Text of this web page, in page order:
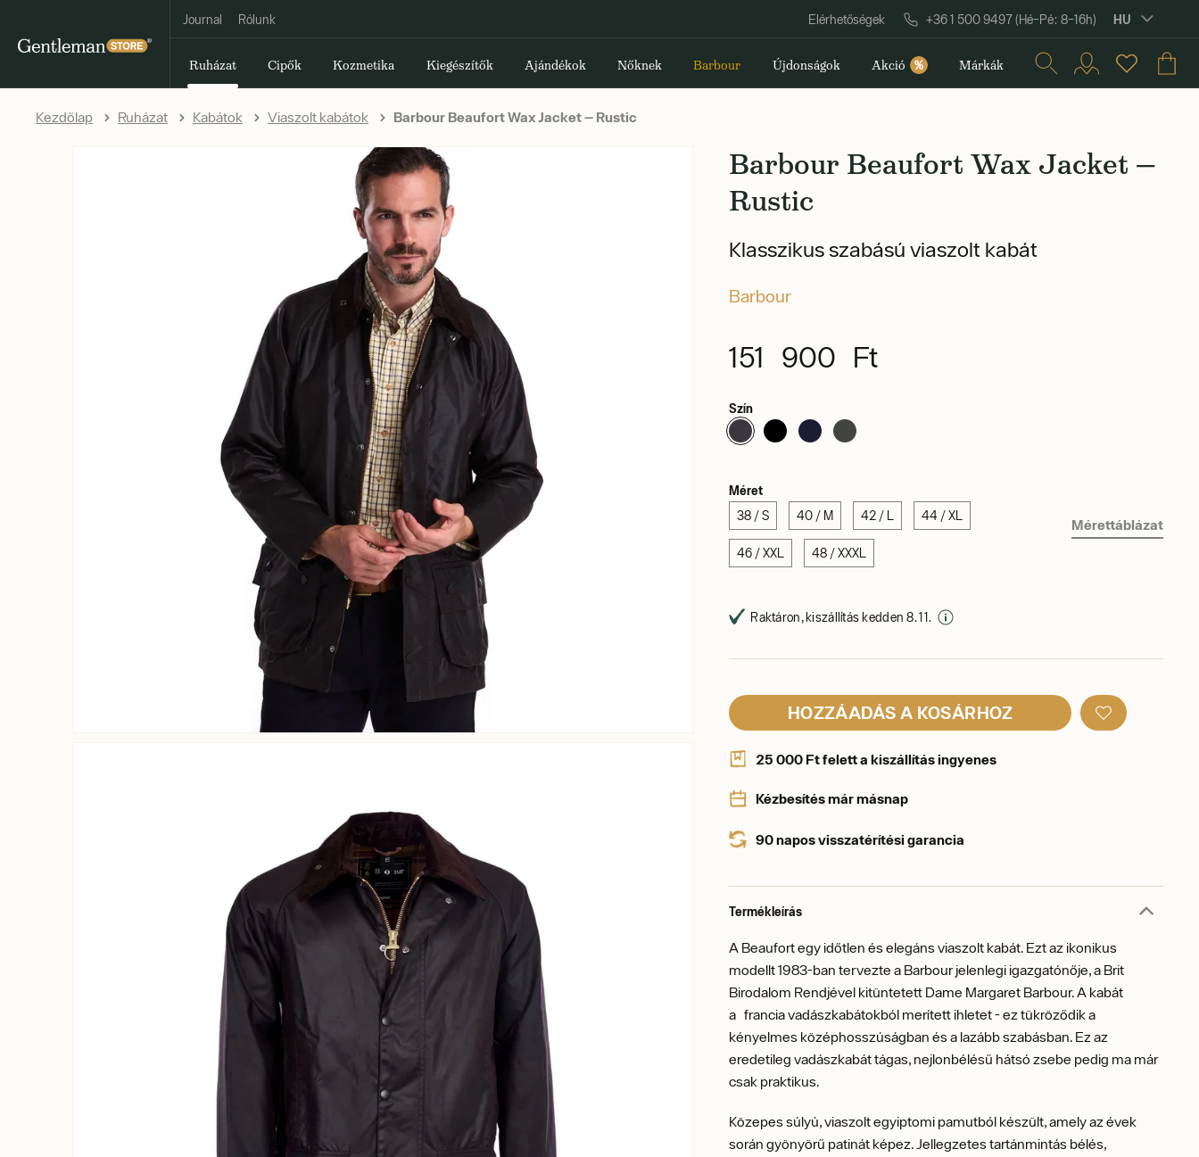
Journal Rólunk Elérhetőségek +36 1 500 9497 (Hé–Pé: 8–16h) HU
Ruházat Cipők Kozmetika Kiegészítők Ajándékok Nőknek Barbour Újdonságok Akció % Márkák
Kezdőlap Ruházat Kabátok Viaszolt kabátok Barbour Beaufort Wax Jacket — Rustic
Barbour Beaufort Wax Jacket —
Rustic
Klasszikus szabású viaszolt kabát
Barbour
151 900 Ft
Szín
Méret
38 / S 40 / M 42 / L 44 / XL
46 / XXL 48 / XXXL
Mérettáblázat
Raktáron, kiszállítás kedden 8. 11.
HOZZÁADÁS A KOSÁRHOZ
25 000 Ft felett a kiszállítás ingyenes
Kézbesítés már másnap
90 napos visszatérítési garancia
Termékleírás
A Beaufort egy időtlen és elegáns viaszolt kabát. Ezt az ikonikus
modellt 1983-ban tervezte a Barbour jelenlegi igazgatónője, a Brit
Birodalom Rendjével kitüntetett Dame Margaret Barbour. A kabát
a francia vadászkabátokból merített ihletet - ez tükröződik a
kényelmes középhosszúságban és a lazább szabásban. Ez az
eredetileg vadászkabát tágas, nejlonbélésű hátsó zsebe pedig ma már
csak praktikus.
Közepes súlyú, viaszolt egyiptomi pamutból készült, amely az évek
során gyönyörű patinát képez. Jellegzetes tartánmintás bélés,